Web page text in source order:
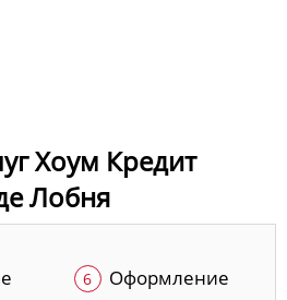
Хоум Кредит
Лобня
Оформление